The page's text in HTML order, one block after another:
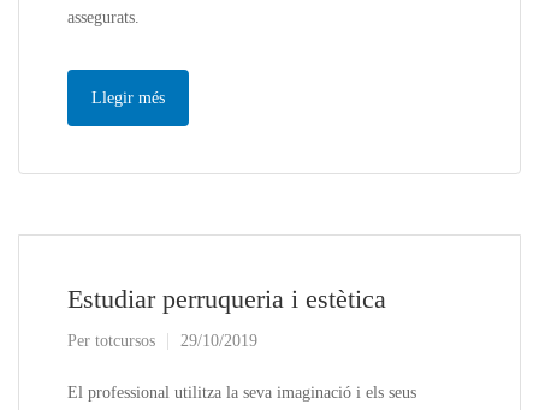
assegurats.
Llegir més
Estudiar perruqueria i estètica
Per totcursos 29/10/2019
El professional utilitza la seva imaginació i els seus